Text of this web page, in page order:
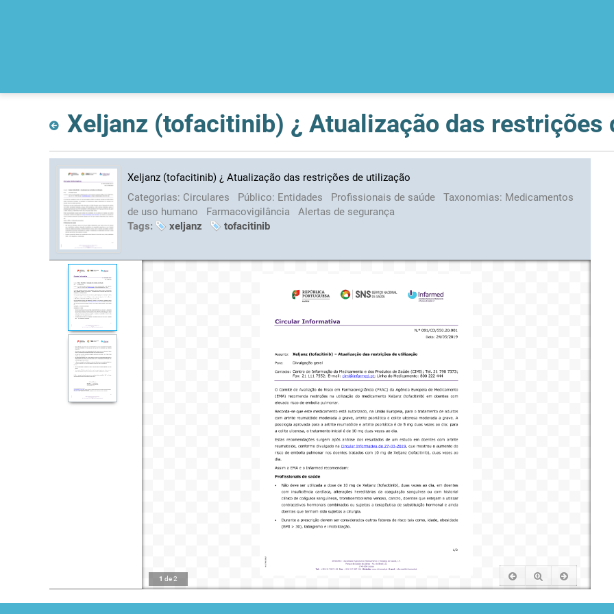
Xeljanz (tofacitinib) ¿ Atualização das restrições
Xeljanz (tofacitinib) ¿ Atualização das restrições de utilização
Categorias: Circulares Público: Entidades Profissionais de saúde Taxonomias: Medicamentos
de uso humano
Farmacovigilância
Alertas de segurança
Tags:
xeljanz tofacitinib
1 de2